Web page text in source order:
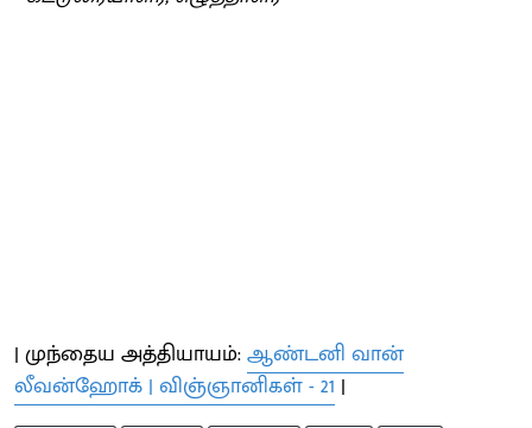
| முந்தைய அத்தியாயம்:ஆண்டனி வான்
லீவன்ஹோக் | விஞ்ஞானிகள் - 21 |